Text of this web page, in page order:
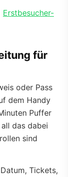
Erstbesucher-
für
oder Pass
dem Handy
Puffer
das dabei
sind
Tickets,